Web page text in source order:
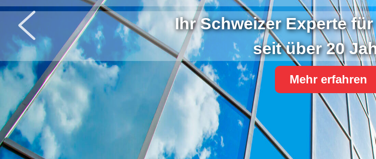
Ihr Schweizer Experte
seit über 20
Mehr erfahren